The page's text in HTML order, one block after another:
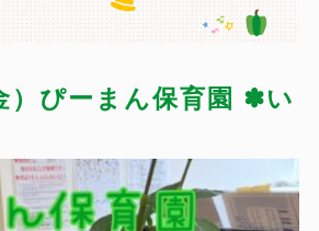
）ぴーまん保育園 ✽い